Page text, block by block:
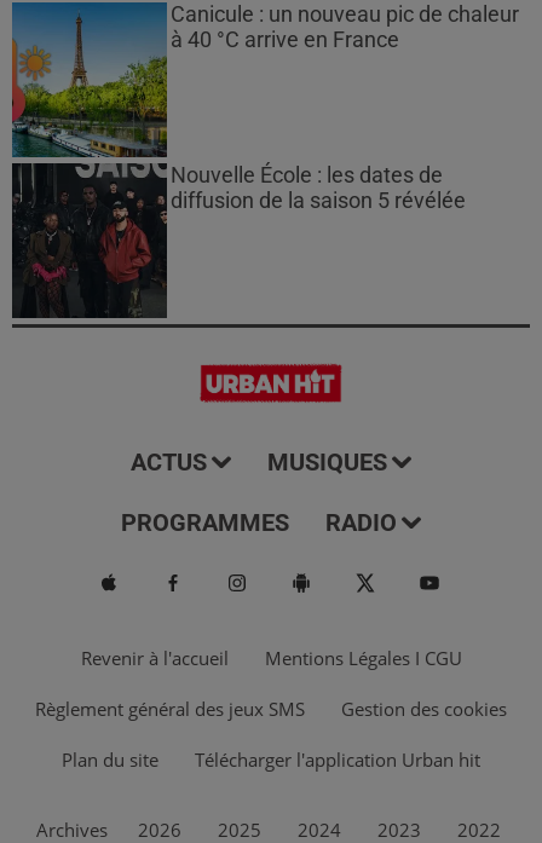
Canicule : un nouveau pic de chaleur
à 40 °C arrive en France
Nouvelle École : les dates de
diffusion de la saison 5 révélée
ACTUS MUSIQUES
PROGRAMMES RADIO
Revenir à l'accueil Mentions Légales I CGU
Règlement général des jeux SMS Gestion des cookies
Plan du site Télécharger l'application Urban hit
Archives 2026 2025 2024 2023 2022